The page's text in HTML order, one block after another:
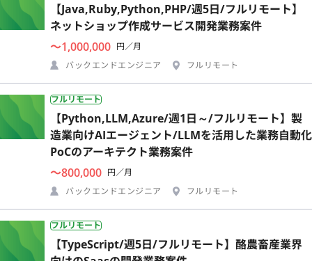
【Java,Ruby,Python,PHP/週5日/フルリモート】
ネットショップ作成サービス開発業務案件
〜1,000,000 円／月
バックエンドエンジニア
フルリモート
フルリモート
【Python,LLM,Azure/週1日～/フルリモート】製
造業向けAIエージェント/LLMを活用した業務自動化
PoCのアーキテクト業務案件
〜800,000 円／月
バックエンドエンジニア
フルリモート
フルリモート
【TypeScript/週5日/フルリモート】酪農畜産業界